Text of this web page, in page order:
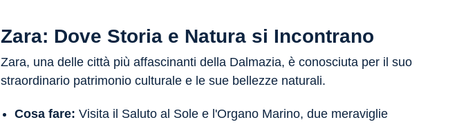
Zara: Dove Storia e Natura si Incontrano
Zara, una delle città più affascinanti della Dalmazia, è conosciuta per il suo
straordinario patrimonio culturale e le sue bellezze naturali.
Cosa fare: Visita il Saluto al Sole e l'Organo Marino, due meraviglie